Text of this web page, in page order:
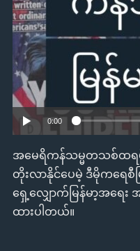
0:00
အမေရိကန်သမ္မတသစ်ထရ
တိုးလာနိုင်ပေမဲ့ ဒီမိုကရေစီ
ရှေ့လျှောက်မြန်မာ့အရေး
ထားပါတယ်။